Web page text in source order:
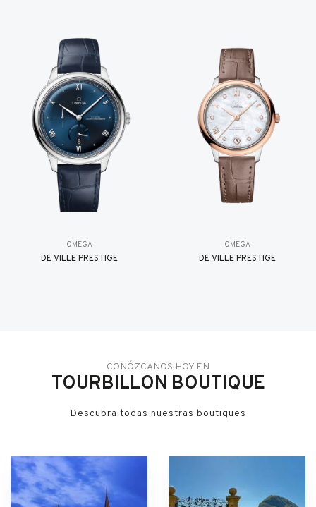
OMEGA
DE VILLE PRESTIGE
OMEGA
DE VILLE PRESTIGE
CONÓZCANOS HOY EN
TOURBILLON BOUTIQUE
Descubra todas nuestras boutiques